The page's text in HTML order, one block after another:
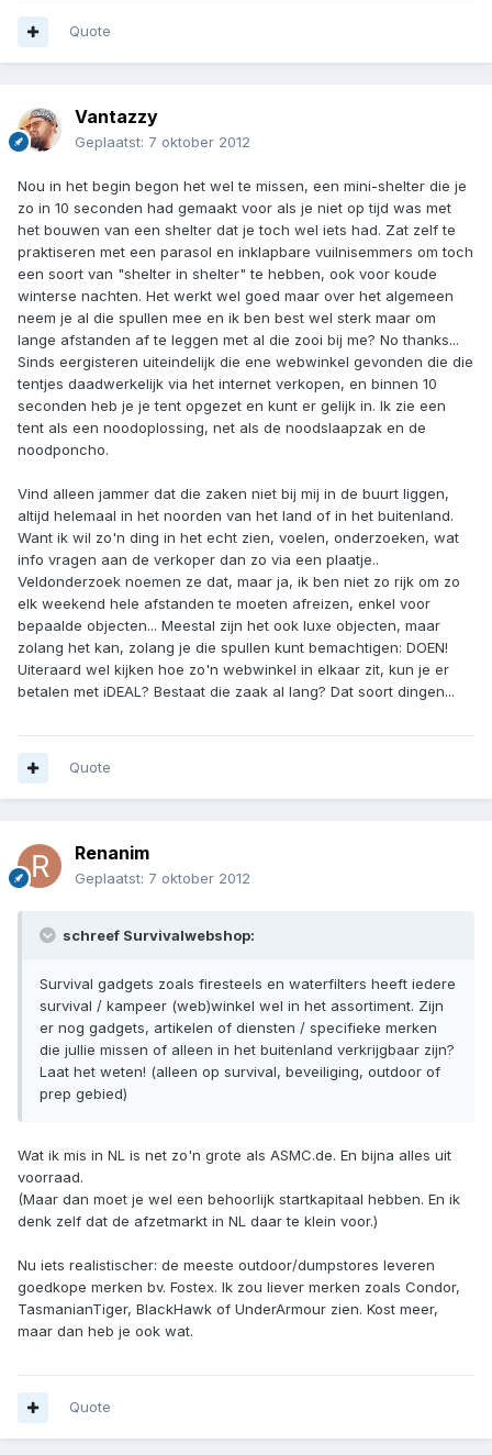
Quote
Vantazzy
Geplaatst: 7 oktober 2012
Nou in het begin begon het wel te missen, een mini-shelter die je
zo in 10 seconden had gemaakt voor als je niet op tijd was met
het bouwen van een shelter dat je toch wel iets had. Zat zelf te
praktiseren met een parasol en inklapbare vuilnisemmers om toch
een soort van "shelter in shelter" te hebben, ook voor koude
winterse nachten. Het werkt wel goed maar over het algemeen
neem je al die spullen mee en ik ben best wel sterk maar om
lange afstanden af te leggen met al die zooi bij me? No thanks...
Sinds eergisteren uiteindelijk die ene webwinkel gevonden die die
tentjes daadwerkelijk via het internet verkopen, en binnen 10
seconden heb je je tent opgezet en kunt er gelijk in. Ik zie een
tent als een noodoplossing, net als de noodslaapzak en de
noodponcho.
Vind alleen jammer dat die zaken niet bij mij in de buurt liggen,
altijd helemaal in het noorden van het land of in het buitenland.
Want ik wil zo'n ding in het echt zien, voelen, onderzoeken, wat
info vragen aan de verkoper dan zo via een plaatje..
Veldonderzoek noemen ze dat, maar ja, ik ben niet zo rijk om zo
elk weekend hele afstanden te moeten afreizen, enkel voor
bepaalde objecten... Meestal zijn het ook luxe objecten, maar
zolang het kan, zolang je die spullen kunt bemachtigen: DOEN!
Uiteraard wel kijken hoe zo'n webwinkel in elkaar zit, kun je er
betalen met iDEAL? Bestaat die zaak al lang? Dat soort dingen...
Quote
Renanim
Geplaatst: 7 oktober 2012
schreef Survivalwebshop:
Survival gadgets zoals firesteels en waterfilters heeft iedere
survival / kampeer (web)winkel wel in het assortiment. Zijn
er nog gadgets, artikelen of diensten / specifieke merken
die jullie missen of alleen in het buitenland verkrijgbaar zijn?
Laat het weten! (alleen op survival, beveiliging, outdoor of
prep gebied)
Wat ik mis in NL is net zo'n grote als ASMC.de. En bijna alles uit
voorraad.
(Maar dan moet je wel een behoorlijk startkapitaal hebben. En ik
denk zelf dat de afzetmarkt in NL daar te klein voor.)
Nu iets realistischer: de meeste outdoor/dumpstores leveren
goedkope merken bv. Fostex. Ik zou liever merken zoals Condor,
TasmanianTiger, BlackHawk of UnderArmour zien. Kost meer,
maar dan heb je ook wat.
Quote